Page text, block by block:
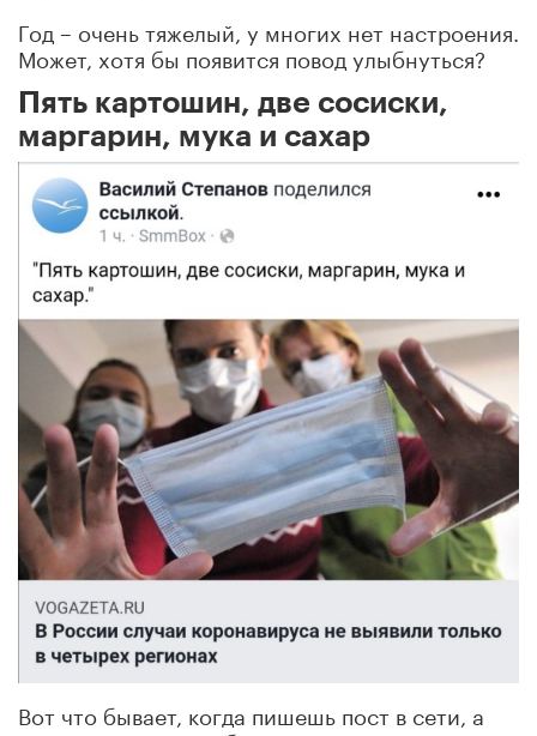
Год – очень тяжелый, у многих нет настроения.
Может, хотя бы появится повод улыбнуться?
Пять картошин, две сосиски,
маргарин, мука и сахар
Вот что бывает, когда пишешь пост в сети, а